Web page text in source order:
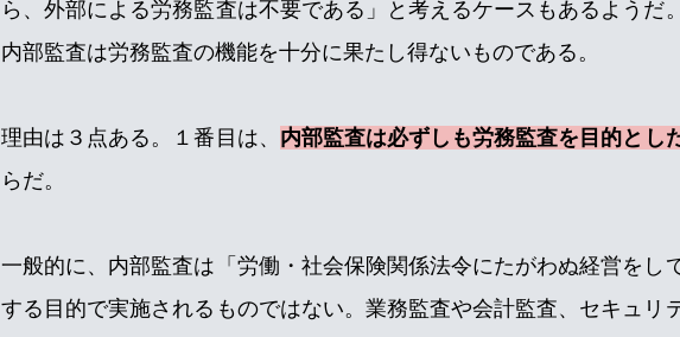
ら、外部による労務監査は不要である」と考えるケースもあるようだ
内部監査は労務監査の機能を十分に果たし得ないものである。
理由は３点ある。１番目は、 内部監査は必ずしも労務監査を目的とし
らだ。
一般的に、内部監査は「労働・社会保険関係法令にたがわぬ経営をし
する目的で実施されるものではない。業務監査や会計監査、セキュリ